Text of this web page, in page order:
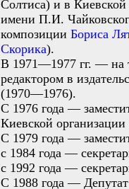
Солтиса) и в Киевской
имени П.И.
композиции Бориса
Скорика).
В 1971—1977 гг. — на
редактором в
(1970—1976).
С 1976 года —
Киевской
С 1979 года —
с 1984 года —
с 1992 года —
С 1988 года —